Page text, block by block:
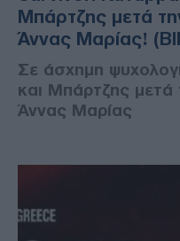
Μπάρτζης μετά
Άννας Μαρίας!
Σε άσχημη
και Μπάρτζης
Άννας Μαρίας